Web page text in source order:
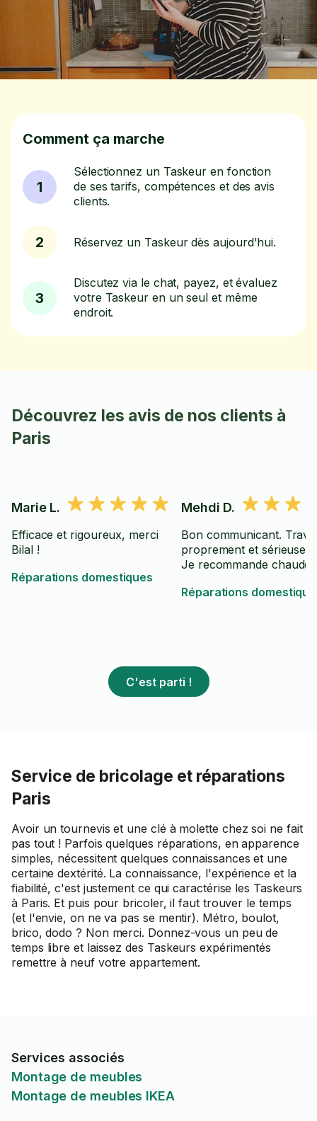
Comment ça marche
1
Sélectionnez un Taskeur en fonction
de ses tarifs, compétences et des avis
clients.
2 Réservez un Taskeur dès aujourd'hui.
3
Discutez via le chat, payez, et évaluez
votre Taskeur en un seul et même
endroit.
Découvrez les avis de nos clients à
Paris
Marie L.
Efficace et rigoureux, merci
Bilal !
Réparations domestiques
Mehdi D.
Bon communicant.
proprement et
Je recommande
Réparations
C'est parti !
Service de bricolage et réparations
Paris
Avoir un tournevis et une clé à molette chez soi ne fait
pas tout ! Parfois quelques réparations, en apparence
simples, nécessitent quelques connaissances et une
certaine dextérité. La connaissance, l'expérience et la
fiabilité, c'est justement ce qui caractérise les Taskeurs
à Paris. Et puis pour bricoler, il faut trouver le temps
(et l'envie, on ne va pas se mentir). Métro, boulot,
brico, dodo ? Non merci. Donnez-vous un peu de
temps libre et laissez des Taskeurs expérimentés
remettre à neuf votre appartement.
Services associés
Montage de meubles
Montage de meubles IKEA